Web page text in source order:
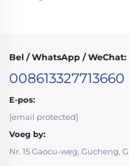
Bel / WhatsApp / WeChat:
008613327713660
E-pos:
[email protected]
Voeg by:
Nr. 15 Gaocu-weg, Gucheng,